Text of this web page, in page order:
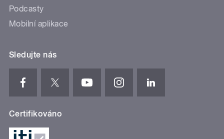
Podcasty
Mobilní aplikace
Sledujte nás
Certifikováno